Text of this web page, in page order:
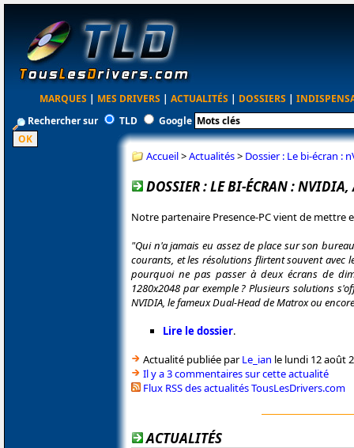
MARQUES | MES DRIVERS | ACTUALITÉS | DOSSIERS |
Rechercher sur
TLD Google
Accueil>Actualités> Dossier : Le bi-écran :
DOSSIER : LE BI-ÉCRAN : NVIDIA,
Notre partenaire Presence-PC vient de mettre
"Qui n'a jamais eu assez de place sur son
courants, et les résolutions flirtent souvent
pourquoi ne pas passer à deux écrans de
1280x2048 par exemple ? Plusieurs solutions
NVIDIA, le fameux Dual-Head de Matrox ou
Lire le dossier.
Actualité publiée parLe_ian le lundi 12 août
Il y a 3 commentaires sur cette actualité
Flux RSS des actualités TousLesDrivers.com
ACTUALITÉS